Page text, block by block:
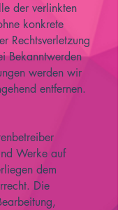
der verlinkten
konkrete
Rechtsverletzung
Bekanntwerden
werden wir
entfernen.
Werke auf
dem
Die